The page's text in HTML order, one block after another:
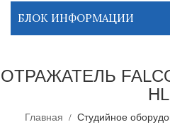
БЛОК ИНФОРМАЦИИ
ОТРАЖАТЕЛЬ
HL
Главная Студийное